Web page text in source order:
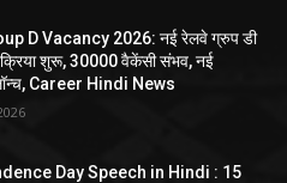
D Vacancy 2026: नई रेलवे ग्रुप डी
शुरू, 30000 वैकेंसी संभव, नई
Career Hindi News
Day Speech in Hindi : 15